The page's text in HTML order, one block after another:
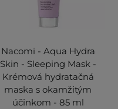
Nacomi - Aqua Hydra
Skin - Sleeping Mask -
Krémová hydratačná
maska ​​s okamžitým
účinkom - 85 ml